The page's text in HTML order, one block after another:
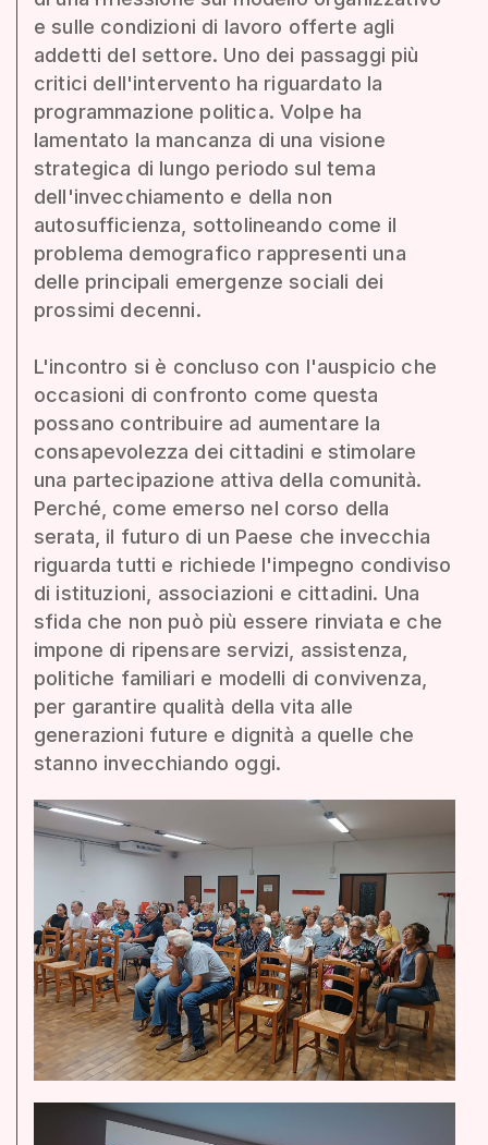
e sulle condizioni di lavoro offerte agli
addetti del settore. Uno dei passaggi più
critici dell'intervento ha riguardato la
programmazione politica. Volpe ha
lamentato la mancanza di una visione
strategica di lungo periodo sul tema
dell'invecchiamento e della non
autosufficienza, sottolineando come il
problema demografico rappresenti una
delle principali emergenze sociali dei
prossimi decenni.
L'incontro si è concluso con l'auspicio che
occasioni di confronto come questa
possano contribuire ad aumentare la
consapevolezza dei cittadini e stimolare
una partecipazione attiva della comunità.
Perché, come emerso nel corso della
serata, il futuro di un Paese che invecchia
riguarda tutti e richiede l'impegno condiviso
di istituzioni, associazioni e cittadini. Una
sfida che non può più essere rinviata e che
impone di ripensare servizi, assistenza,
politiche familiari e modelli di convivenza,
per garantire qualità della vita alle
generazioni future e dignità a quelle che
stanno invecchiando oggi.